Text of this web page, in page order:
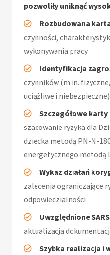
pozwoliły uniknąć
Rozbudowana
czynności,
wykonywania pracy
Identyfikacja
czynników (m.in.
uciążliwe i niebezpieczne)
Szczegółowe karty
szacowanie ryzyka dla
dziecka metodą PN-N-
energetycznego metodą
Wykaz działań
zalecenia ograniczające
odpowiedzialności
Uwzględnione
aktualizacja
Szybka realizacja i